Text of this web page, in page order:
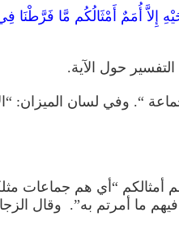
إِلاَّ أُمَمٌ أَمْثَالُكُم مَّا
حول الآية.
“. وفي لسان الميزان:
أمثالكم “أي هم جماعات
فيهم ما أمرتم به”. وقال